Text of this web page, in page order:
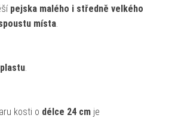
pejska malého i středně velkého
místa.
plastu.
kosti o délce 24 cm je